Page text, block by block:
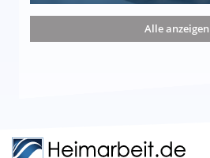
die 15 besten Möglichkeiten
Alle anzeigen